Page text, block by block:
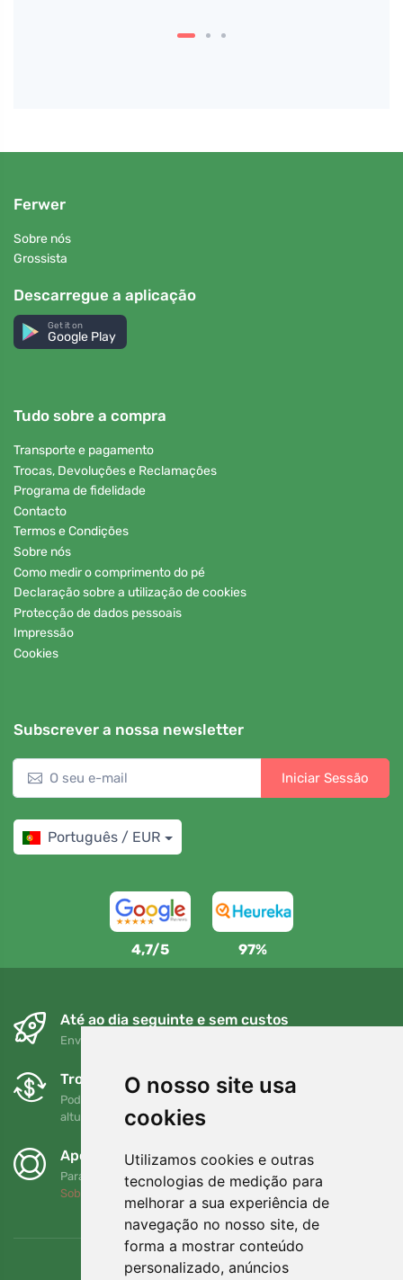
O nosso site usa
cookies
Utilizamos cookies e outras
tecnologias de medição para
melhorar a sua experiência de
navegação no nosso site, de
forma a mostrar conteúdo
personalizado, anúncios
Ferwer
Sobre nós
Grossista
Descarregue a aplicação
Get it on
Google Play
Tudo sobre a compra
Transporte e pagamento
Trocas, Devoluções e Reclamações
Programa de fidelidade
Contacto
Termos e Condições
Sobre nós
Como medir o comprimento do pé
Declaração sobre a utilização de cookies
Protecção de dados pessoais
Impressão
Cookies
Subscrever a nossa newsletter
Iniciar Sessão
Português / EUR
4,7/5 97%
Até ao dia seguinte e sem custos
Envio gratuito para encomendas superiores a 80 EUR
Trocas e devoluções gratuitas
Pode devolver ou trocar a sua encomenda em qualquer
altura no prazo de 90 dias
Apoiamos a Trees.org
Para cada encomenda plantamos uma árvore! Leia mais
Sobre nós